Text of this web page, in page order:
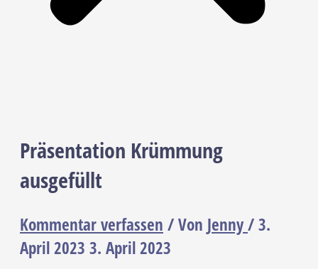
Präsentation Krümmung
ausgefüllt
Kommentar verfassen / Von Jenny/3.
April 2023 3. April 2023